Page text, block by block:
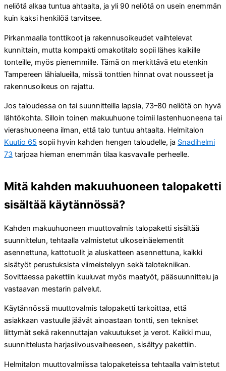
neliötä alkaa tuntua ahtaalta, ja yli 90 neliötä on usein enemmän
kuin kaksi henkilöä tarvitsee.
Pirkanmaalla tonttikoot ja rakennusoikeudet vaihtelevat
kunnittain, mutta kompakti omakotitalo sopii lähes kaikille
tonteille, myös pienemmille. Tämä on merkittävä etu etenkin
Tampereen lähialueilla, missä tonttien hinnat ovat nousseet ja
rakennusoikeus on rajattu.
Jos taloudessa on tai suunnitteilla lapsia, 73–80 neliötä on hyvä
lähtökohta. Silloin toinen makuuhuone toimii lastenhuoneena tai
vierashuoneena ilman, että talo tuntuu ahtaalta. Helmitalon
Kuutio 65 sopii hyvin kahden hengen taloudelle, ja Snadihelmi
73 tarjoaa hieman enemmän tilaa kasvavalle perheelle.
Mitä kahden makuuhuoneen talopaketti
sisältää käytännössä?
Kahden makuuhuoneen muuttovalmis talopaketti sisältää
suunnittelun, tehtaalla valmistetut ulkoseinäelementit
asennettuna, kattotuolit ja aluskatteen asennettuna, kaikki
sisätyöt perustuksista viimeistelyyn sekä talotekniikan.
Sovittaessa pakettiin kuuluvat myös maatyöt, pääsuunnittelu ja
vastaavan mestarin palvelut.
Käytännössä muuttovalmis talopaketti tarkoittaa, että
asiakkaan vastuulle jäävät ainoastaan tontti, sen tekniset
liittymät sekä rakennuttajan vakuutukset ja verot. Kaikki muu,
suunnittelusta harjasiivousvaiheeseen, sisältyy pakettiin.
Helmitalon muuttovalmiissa talopaketeissa tehtaalla valmistetut